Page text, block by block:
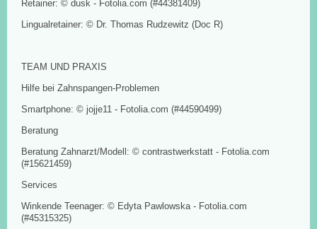
Retainer: © dusk - Fotolia.com (#44381409)
Lingualretainer: © Dr. Thomas Rudzewitz (Doc R)
TEAM UND PRAXIS
Hilfe bei Zahnspangen-Problemen
Smartphone: © jojje11 - Fotolia.com (#44590499)
Beratung
Beratung Zahnarzt/Modell: © contrastwerkstatt - Fotolia.com
(#15621459)
Services
Winkende Teenager: © Edyta Pawlowska - Fotolia.com
(#45315325)